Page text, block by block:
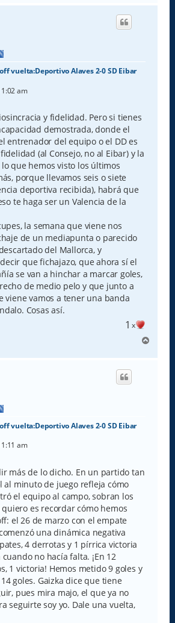
r
vuelta:Deportivo Alaves 2-0 SD Eibar
am
y fidelidad. Pero si tienes
demostrada, donde el
entrenador del equipo o el DD es
(al Consejo, no al Eibar) y la
que hemos visto los últimos
porque llevamos seis o siete
deportiva recibida), habrá que
te haga ser un Valencia de la
la semana que viene nos
de un mediapunta o parecido
del Mallorca, y
que fichajazo, que ahora sí el
se van a hinchar a marcar goles,
de medio pelo y que junto a
viene vamos a tener una banda
Cosas así.
1 x
r
vuelta:Deportivo Alaves 2-0 SD Eibar
am
más de lo dicho. En un partido tan
al minuto de juego refleja cómo
el equipo al campo, sobran los
es recordar cómo hemos
el 26 de marzo con el empate
una dinámica negativa
4 derrotas y 1 pírrica victoria
no hacía falta. ¡En 12
1 victoria! Hemos metido 9 goles y
goles. Gaizka dice que tiene
pues mira majo, el que ya no
seguirte soy yo. Dale una vuelta,